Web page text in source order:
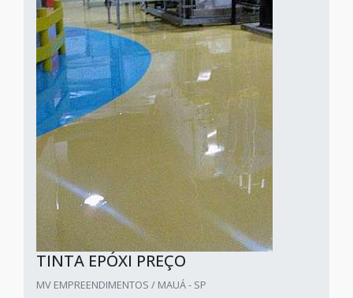
TINTA EPÓXI PREÇO
MV EMPREENDIMENTOS / MAUÁ - SP